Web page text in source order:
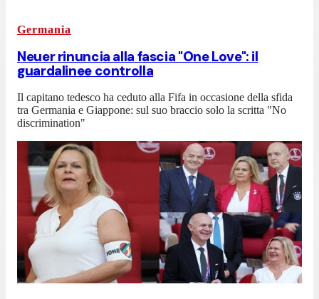
Germania
Neuer rinuncia alla fascia "One Love": il
guardalinee controlla
Il capitano tedesco ha ceduto alla Fifa in occasione della sfida
tra Germania e Giappone: sul suo braccio solo la scritta "No
discrimination"